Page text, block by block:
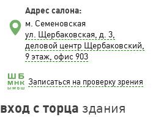
Адрес салона:
м. Семеновская
ул. Щербаковская, д. 3,
деловой центр Щербаковский,
9 этаж, офис 903
Записаться на проверку зрения
вход с торца здания